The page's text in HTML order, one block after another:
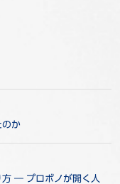
か
方 ― プロボノが開く人